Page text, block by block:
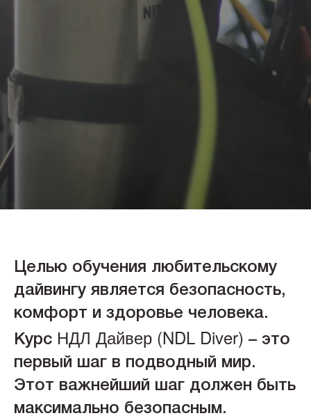
Целью обучения любительскому
дайвингу является безопасность,
комфорт и здоровье человека.
Курс НДЛ Дайвер (NDL Diver) – это
первый шаг в подводный мир.
Этот важнейший шаг должен быть
максимально безопасным.